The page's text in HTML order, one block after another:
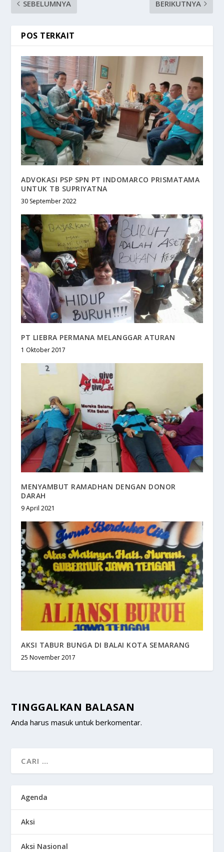
SEBELUMNYA BERIKUTNYA
POS TERKAIT
ADVOKASI PSP SPN PT INDOMARCO PRISMATAMA
UNTUK TB SUPRIYATNA
30 September 2022
PT LIEBRA PERMANA MELANGGAR ATURAN
1 Oktober 2017
MENYAMBUT RAMADHAN DENGAN DONOR
DARAH
9 April 2021
AKSI TABUR BUNGA DI BALAI KOTA SEMARANG
25 November 2017
TINGGALKAN BALASAN
Anda harusmasuk untuk berkomentar.
Agenda
Aksi
Aksi Nasional